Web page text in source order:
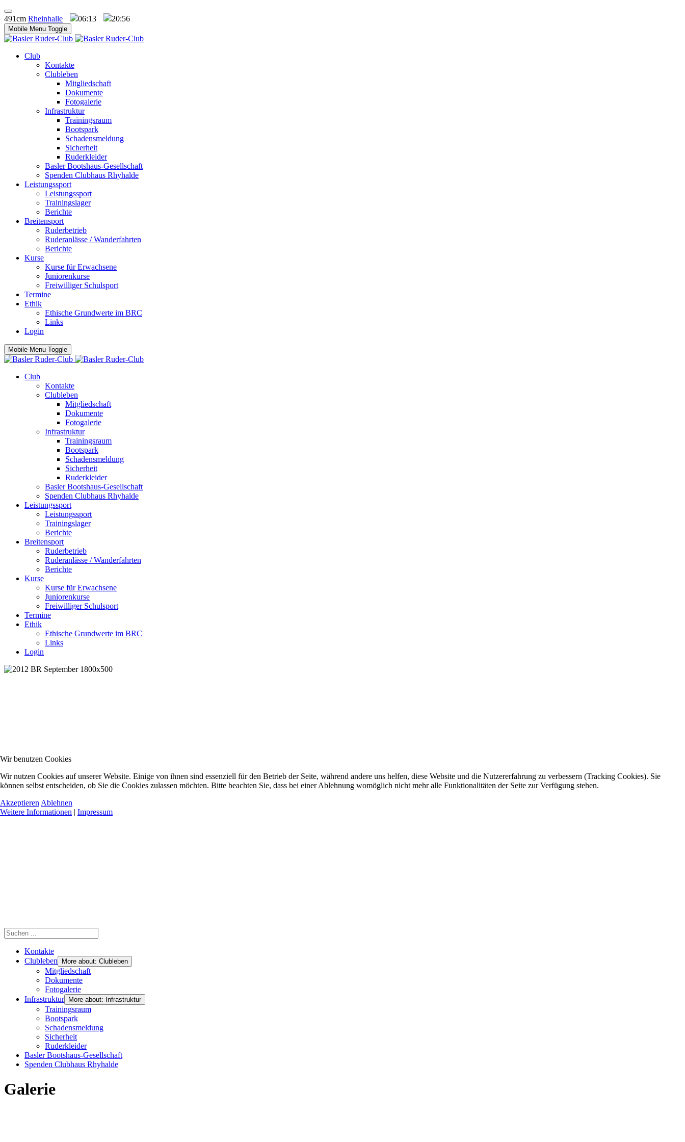
491cm Rheinhalle 06:13 20:56
Mobile Menu Toggle
Club
Kontakte
Clubleben
Mitgliedschaft
Dokumente
Fotogalerie
Infrastruktur
Trainingsraum
Bootspark
Schadensmeldung
Sicherheit
Ruderkleider
Basler Bootshaus-Gesellschaft
Spenden Clubhaus Rhyhalde
Leistungssport
Leistungssport
Trainingslager
Berichte
Breitensport
Ruderbetrieb
Ruderanlässe / Wanderfahrten
Berichte
Kurse
Kurse für Erwachsene
Juniorenkurse
Freiwilliger Schulsport
Termine
Ethik
Ethische Grundwerte im BRC
Links
Login
Mobile Menu Toggle
Club
Kontakte
Clubleben
Mitgliedschaft
Dokumente
Fotogalerie
Infrastruktur
Trainingsraum
Bootspark
Schadensmeldung
Sicherheit
Ruderkleider
Basler Bootshaus-Gesellschaft
Spenden Clubhaus Rhyhalde
Leistungssport
Leistungssport
Trainingslager
Berichte
Breitensport
Ruderbetrieb
Ruderanlässe / Wanderfahrten
Berichte
Kurse
Kurse für Erwachsene
Juniorenkurse
Freiwilliger Schulsport
Termine
Ethik
Ethische Grundwerte im BRC
Links
Login
Kontakte
Clubleben
More about: Clubleben
Mitgliedschaft
Dokumente
Fotogalerie
Infrastruktur
More about: Infrastruktur
Trainingsraum
Bootspark
Schadensmeldung
Sicherheit
Ruderkleider
Basler Bootshaus-Gesellschaft
Spenden Clubhaus Rhyhalde
Galerie
Wir benutzen Cookies
Wir nutzen Cookies auf unserer Website. Einige von ihnen sind essenziell für den Betrieb der Seite, während andere uns helfen, diese Website und die Nutzererfahrung zu verbessern (Tracking Cookies). Sie
können selbst entscheiden, ob Sie die Cookies zulassen möchten. Bitte beachten Sie, dass bei einer Ablehnung womöglich nicht mehr alle Funktionalitäten der Seite zur Verfügung stehen.
Akzeptieren Ablehnen
Weitere Informationen | Impressum